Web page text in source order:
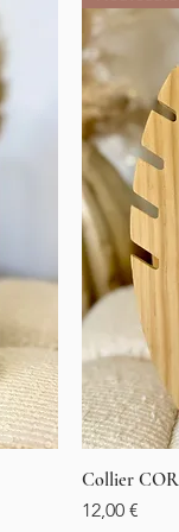
Collier
Precio
12,00 €